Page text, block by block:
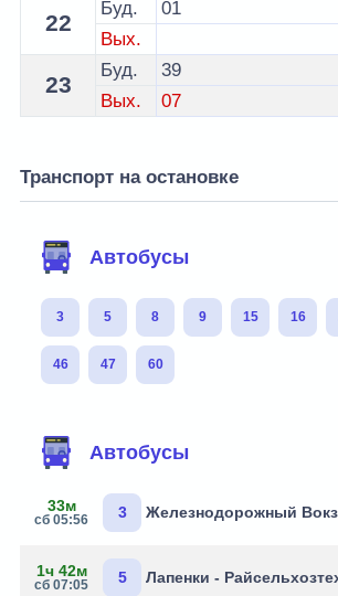
22
Буд.
01
Вых.
23
Буд.
39
Вых.
07
Транспорт на остановке
Автобусы
3 5 8 9 15 16
46 47 60
Автобусы
33м
сб 05:56 3 Железнодорожный
1ч 42м
сб 07:05 5 Лапенки -